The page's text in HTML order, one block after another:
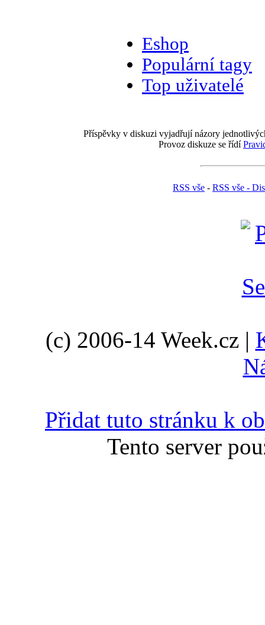
Eshop
Populární tagy
Top uživatelé
Příspěvky v diskuzi vyjadřují názory
Provoz diskuze se řídí
RSS vše - RSS vše -
(c) 2006-14 Week.cz |
Přidat tuto stránku k
Tento server